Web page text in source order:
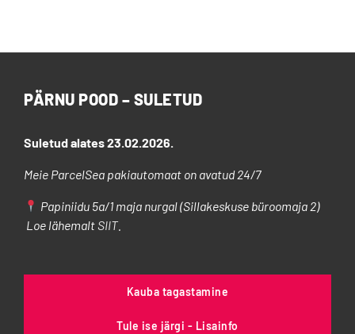
teha
PÄRNU POOD – SULETUD
Suletud alates 23.02.2026.
Meie ParcelSea pakiautomaat on avatud 24/7
Papiniidu 5a/1 maja nurgal (Sillakeskuse büroomaja 2)
Loe lähemaltSIIT.
Kauba tagastamine
Tule ise järgi - Lisainfo